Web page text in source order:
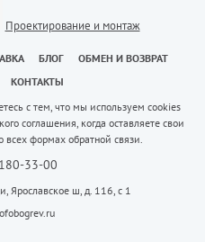
Проектирование и монтаж
БЛОГ
ОБМЕН И ВОЗВРАТ
КОНТАКТЫ
с тем, что мы используем cookies
соглашения, когда оставляете свои
формах обратной связи.
33-00
Ярославское ш, д. 116, с 1